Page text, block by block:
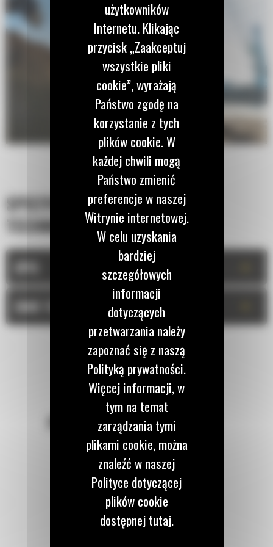
SPECYFIKACJA
TECHNICZNA
OPIS
DANE TECHNICZNE
POZOSTAŃMY W KONTAKCIE
Zadzwoń do nas
122 100 122
użytkowników
Internetu. Klikając
przycisk „Zaakceptuj
wszystkie pliki
cookie”, wyrażają
Państwo zgodę na
korzystanie z tych
plików cookie. W
każdej chwili mogą
Państwo zmienić
preferencje w naszej
Witrynie internetowej.
W celu uzyskania
bardziej
szczegółowych
informacji
dotyczących
przetwarzania należy
zapoznać się z naszą
Polityką prywatności.
Więcej informacji, w
tym na temat
zarządzania tymi
plikami cookie, można
znaleźć w naszej
Polityce dotyczącej
plików cookie
dostępnej tutaj.